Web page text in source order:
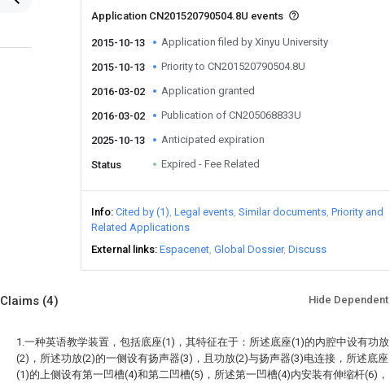
Application CN201520790504.8U events
2015-10-13 Application filed by Xinyu University
2015-10-13 Priority to CN201520790504.8U
2016-03-02 Application granted
2016-03-02 Publication of CN205068833U
2025-10-13 Anticipated expiration
Status Expired - Fee Related
Info Cited by (1) Legal events Similar documents Priority and
Related Applications
External links Espacenet Global Dossier Discuss
Claims (4) Hide Dependent
1.一种英语教学装置，包括底座(1)，其特征在于：所述底座(1)的内腔中设有功放
(2)，所述功放(2)的一侧设有扬声器(3)，且功放(2)与扬声器(3)电连接，所述底座
(1)的上侧设有第一凹槽(4)和第二凹槽(5)，所述第一凹槽(4)内安装有伸缩杆(6)，